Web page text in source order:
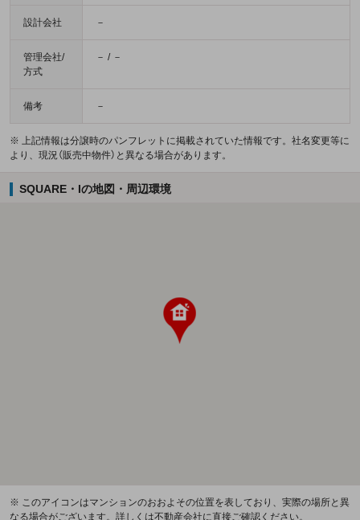
設計会社 －
管理会社/
方式
－ / －
備考 －
※ 上記情報は分譲時のパンフレットに掲載されていた情報です。社名変更等に
より、現況（販売中物件）と異なる場合があります。
SQUARE・Iの地図・周辺環境
※ このアイコンはマンションのおおよその位置を表しており、実際の場所と異
なる場合がございます。詳しくは不動産会社に直接ご確認ください。